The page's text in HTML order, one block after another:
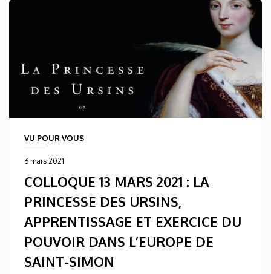
VU POUR VOUS
6 mars 2021
COLLOQUE 13 MARS 2021 : LA
PRINCESSE DES URSINS,
APPRENTISSAGE ET EXERCICE DU
POUVOIR DANS L’EUROPE DE
SAINT-SIMON